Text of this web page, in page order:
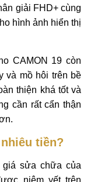
giải FHD+ cùng
hình ảnh hiển thị
CAMON 19 còn
và mồ hôi trên bề
thiện khá tốt và
cần rất cẩn thận
tiền?
giá sửa chữa của
niêm yết trên